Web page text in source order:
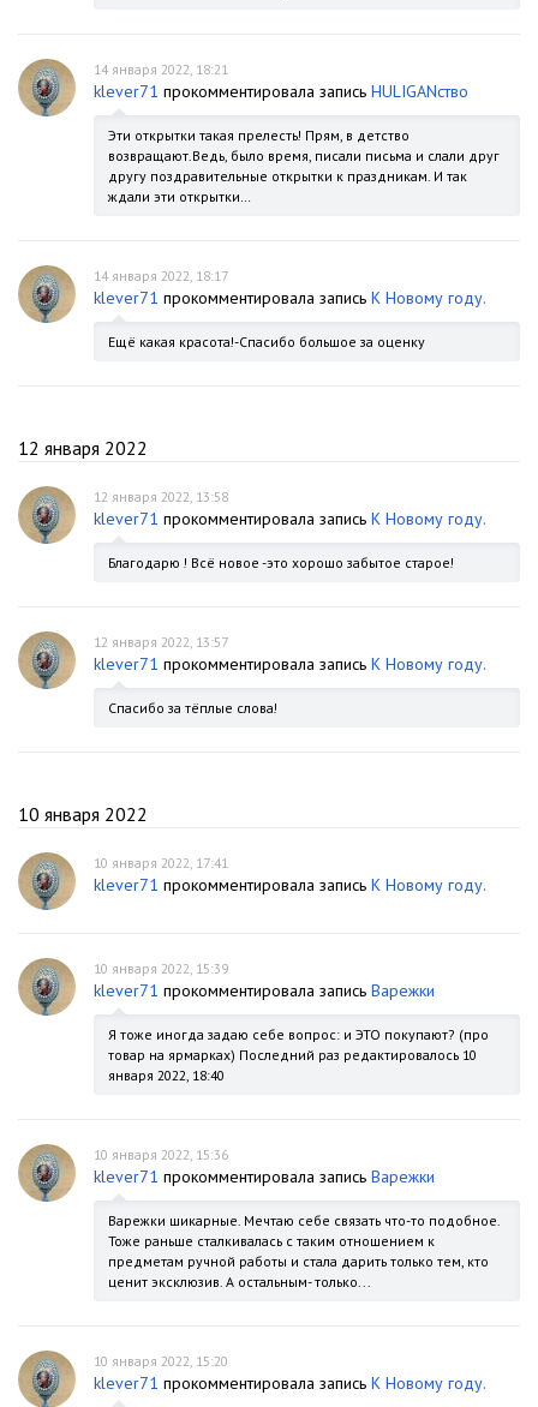
14 января 2022, 18:21
klever71 прокомментировала запись HULIGANство
Эти открытки такая прелесть! Прям, в детство
возвращают.Ведь, было время, писали письма и слали друг
другу поздравительные открытки к праздникам. И так
ждали эти открытки…
14 января 2022, 18:17
klever71 прокомментировала запись К Новому году.
Ещё какая красота!-Спасибо большое за оценку
12 января 2022
12 января 2022, 13:58
klever71 прокомментировала запись К Новому году.
Благодарю ! Всё новое -это хорошо забытое старое!
12 января 2022, 13:57
klever71 прокомментировала запись К Новому году.
Спасибо за тёплые слова!
10 января 2022
10 января 2022, 17:41
klever71 прокомментировала запись К Новому году.
10 января 2022, 15:39
klever71 прокомментировала запись Варежки
Я тоже иногда задаю себе вопрос: и ЭТО покупают? (про
товар на ярмарках) Последний раз редактировалось 10
января 2022, 18:40
10 января 2022, 15:36
klever71 прокомментировала запись Варежки
Варежки шикарные. Мечтаю себе связать что-то подобное.
Тоже раньше сталкивалась с таким отношением к
предметам ручной работы и стала дарить только тем, кто
ценит эксклюзив. А остальным- только...
10 января 2022, 15:20
klever71 прокомментировала запись К Новому году.